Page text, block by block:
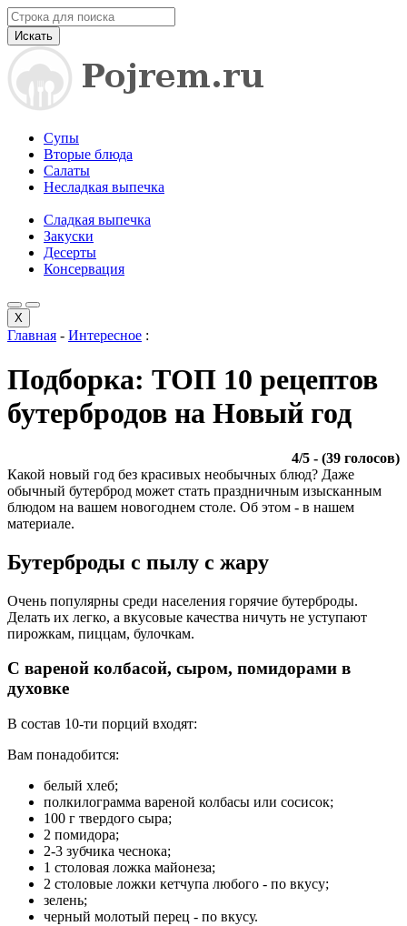
Искать
Супы
Вторые блюда
Салаты
Несладкая выпечка
Сладкая выпечка
Закуски
Десерты
Консервация
X
Главная - Интересное :
Подборка: ТОП 10 рецептов
бутербродов на Новый год
4/5 - (39 голосов)
Какой новый год без красивых необычных блюд? Даже
обычный бутерброд может стать праздничным изысканным
блюдом на вашем новогоднем столе. Об этом - в нашем
материале.
Бутерброды с пылу с жару
Очень популярны среди населения горячие бутерброды.
Делать их легко, а вкусовые качества ничуть не уступают
пирожкам, пиццам, булочкам.
С вареной колбасой, сыром, помидорами в
духовке
В состав 10-ти порций входят:
Вам понадобится:
белый хлеб;
полкилограмма вареной колбасы или сосисок;
100 г твердого сыра;
2 помидора;
2-3 зубчика чеснока;
1 столовая ложка майонеза;
2 столовые ложки кетчупа любого - по вкусу;
зелень;
черный молотый перец - по вкусу.